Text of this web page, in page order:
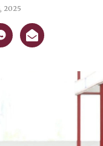
2025